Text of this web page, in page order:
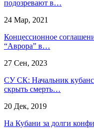
подозревают в…
24 Мар, 2021
​Концессионное
“Аврора” в…
27 Сен, 2023
СУ СК: Начальник
скрыть смерть…
20 Дек, 2019
На Кубани за долги